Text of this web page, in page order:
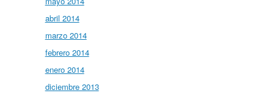
abril 2014
marzo 2014
febrero 2014
enero 2014
diciembre 2013